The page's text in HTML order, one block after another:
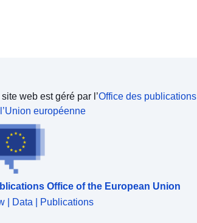
web est géré par l’Office des publications
européenne
Office of the European Union
| Data | Publications